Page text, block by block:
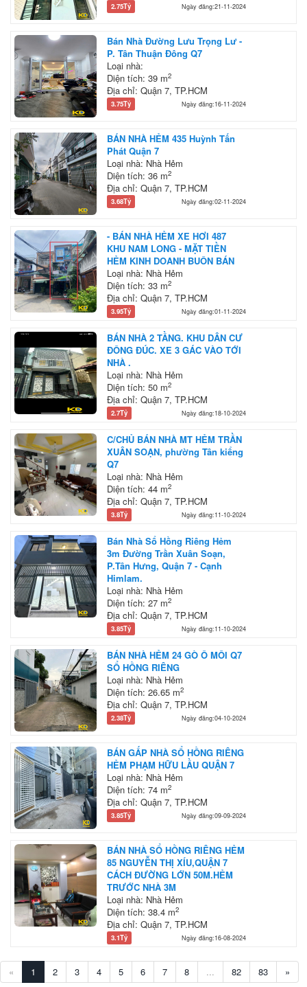
2.75Tỷ Ngày đăng:21-11-2024
Bán Nhà Đường Lưu Trọng Lư -
P. Tân Thuận Đông Q7
Loại nhà:
Diện tích: 39 m2
Địa chỉ: Quận 7, TP.HCM
3.75Tỷ Ngày đăng:16-11-2024
BÁN NHÀ HẺM 435 Huỳnh Tấn
Phát Quận 7
Loại nhà: Nhà Hẻm
Diện tích: 36 m2
Địa chỉ: Quận 7, TP.HCM
3.68Tỷ Ngày đăng:02-11-2024
- BÁN NHÀ HẺM XE HƠI 487
KHU NAM LONG - MẶT TIỀN
HẺM KINH DOANH BUÔN BÁN
Loại nhà: Nhà Hẻm
Diện tích: 33 m2
Địa chỉ: Quận 7, TP.HCM
3.95Tỷ Ngày đăng:01-11-2024
BÁN NHÀ 2 TẦNG. KHU DÂN CƯ
ĐÔNG ĐÚC. XE 3 GÁC VÀO TỚI
NHÀ .
Loại nhà: Nhà Hẻm
Diện tích: 50 m2
Địa chỉ: Quận 7, TP.HCM
2.7Tỷ Ngày đăng:18-10-2024
C/CHỦ BÁN NHÀ MT HẺM TRẦN
XUÂN SOẠN, phường Tân kiểng
Q7
Loại nhà: Nhà Hẻm
Diện tích: 44 m2
Địa chỉ: Quận 7, TP.HCM
3.8Tỷ Ngày đăng:11-10-2024
Bán Nhà Sổ Hồng Riêng Hẻm
3m Đường Trần Xuân Soạn,
P.Tân Hưng, Quận 7 - Cạnh
Himlam.
Loại nhà: Nhà Hẻm
Diện tích: 27 m2
Địa chỉ: Quận 7, TP.HCM
3.85Tỷ Ngày đăng:11-10-2024
BÁN NHÀ HẺM 24 GÒ Ô MÔI Q7
SỔ HỒNG RIÊNG
Loại nhà: Nhà Hẻm
Diện tích: 26.65 m2
Địa chỉ: Quận 7, TP.HCM
2.38Tỷ Ngày đăng:04-10-2024
BÁN GẤP NHÀ SỔ HỒNG RIÊNG
HẺM PHẠM HỮU LẦU QUẬN 7
Loại nhà: Nhà Hẻm
Diện tích: 74 m2
Địa chỉ: Quận 7, TP.HCM
3.85Tỷ Ngày đăng:09-09-2024
BÁN NHÀ SỔ HỒNG RIÊNG HẺM
85 NGUYỄN THỊ XÍU,QUẬN 7
CÁCH ĐƯỜNG LỚN 50M.HẺM
TRƯỚC NHÀ 3M
Loại nhà: Nhà Hẻm
Diện tích: 38.4 m2
Địa chỉ: Quận 7, TP.HCM
3.1Tỷ Ngày đăng:16-08-2024
« 1 2 3 4 5 6 7 8 ... 82 83 »